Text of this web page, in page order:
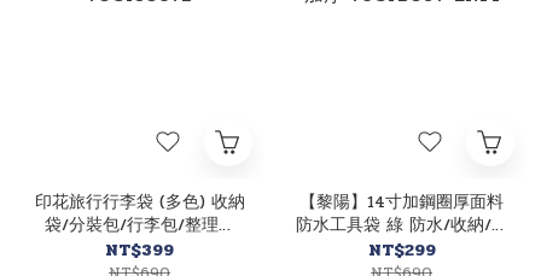
印花旅行行李袋 (多色) 收納
袋/分裝包/行李包/整理袋
70CYS0672
NT$399
【黎陽】14寸加鋼圈厚面料
防水工具袋 綠 防水/收納/加
厚 76CTB097-EN14
NT$299